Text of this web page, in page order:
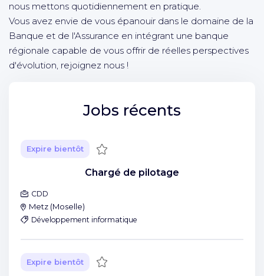
nous mettons quotidiennement en pratique.
Vous avez envie de vous épanouir dans le domaine de la
Banque et de l'Assurance en intégrant une banque
régionale capable de vous offrir de réelles perspectives
d'évolution, rejoignez nous !
Jobs récents
Expire bientôt Sauvegarder
Chargé de pilotage
CDD
Metz (Moselle)
Développement informatique
Expire bientôt Sauvegarder